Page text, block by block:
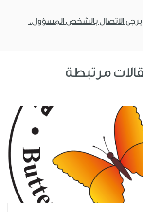
يرجى الاتصال بالشخص المسؤول.
مرتبطة